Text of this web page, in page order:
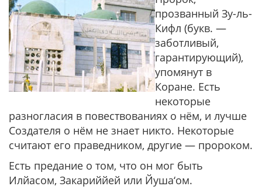
прозванный Зу-ль-
Кифл (букв. —
заботливый,
гарантирующий),
упомянут в
Коране. Есть
некоторые
разногласия в повествованиях о нём, и лучше
Создателя о нём не знает никто. Некоторые
считают его праведником, другие — пророком.
Есть предание о том, что он мог быть
Илйасом, Закариййей или Йуша‘ом.